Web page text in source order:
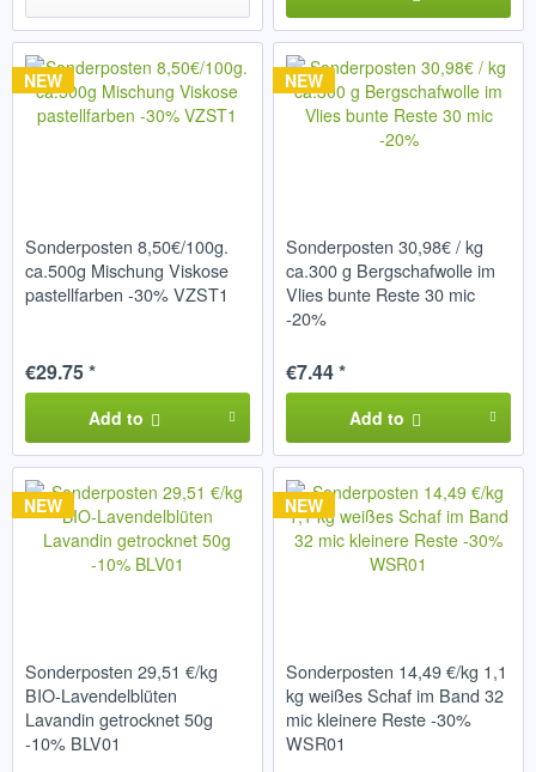
NEW
Sonderposten 8,50€/100g.
ca.500g Mischung Viskose
pastellfarben -30% VZST1
€29.75 *
Add to
NEW
Sonderposten 30,98€ / kg
ca.300 g Bergschafwolle im
Vlies bunte Reste 30 mic
-20%
€7.44 *
Add to
NEW
Sonderposten 29,51 €/kg
BIO-Lavendelblüten
Lavandin getrocknet 50g
-10% BLV01
NEW
Sonderposten 14,49 €/kg 1,1
kg weißes Schaf im Band 32
mic kleinere Reste -30%
WSR01